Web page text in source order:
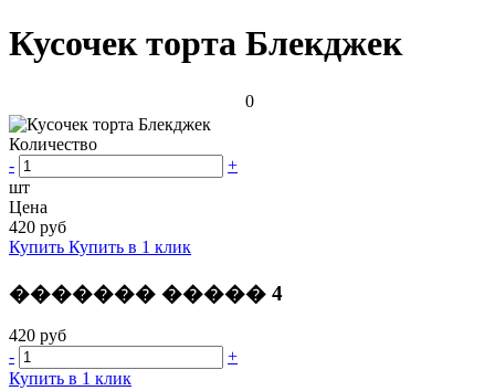
Кусочек торта Блекджек
0
Количество
-
+
шт
Цена
420 руб
Купить Купить в 1 клик
������� ����� 4
420 руб
-
+
Купить в 1 клик